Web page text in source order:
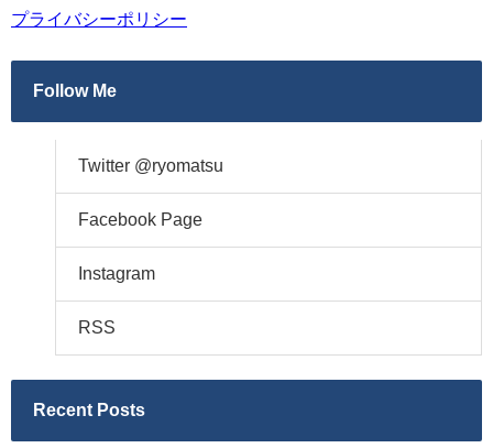
プライバシーポリシー
Follow Me
Twitter @ryomatsu
Facebook Page
Instagram
RSS
Recent Posts